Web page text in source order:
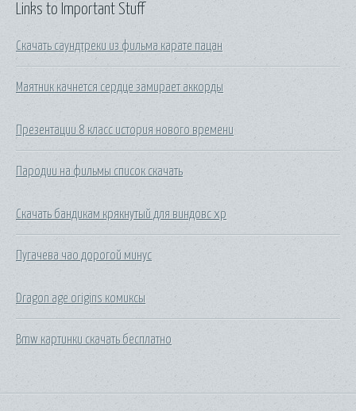
Links to Important Stuff
Скачать саундтреки из фильма карате пацан
Маятник качнется сердце замирает аккорды
Презентации 8 класс история нового времени
Пародии на фильмы список скачать
Скачать бандикам крякнутый для виндовс хр
Пугачева чао дорогой минус
Dragon age origins комиксы
Bmw картинки скачать бесплатно